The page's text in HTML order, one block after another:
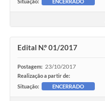
Situação:
ENCERRADO
Edital N.º 01/2017
Postagem: 23/10/2017
Realização a partir de:
Situação:
ENCERRADO